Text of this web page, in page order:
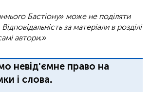
Бастіону» може не поділяти
за матеріали в розділі
автори.»
невід'ємне право на
і слова.